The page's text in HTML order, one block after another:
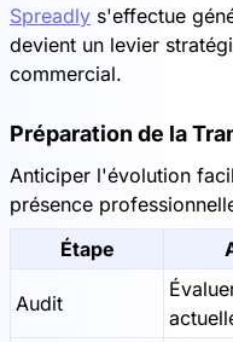
Spreadly s'effectue
devient un levier
commercial.
Préparation de la
Anticiper l'évolution
présence
Étape
Audit